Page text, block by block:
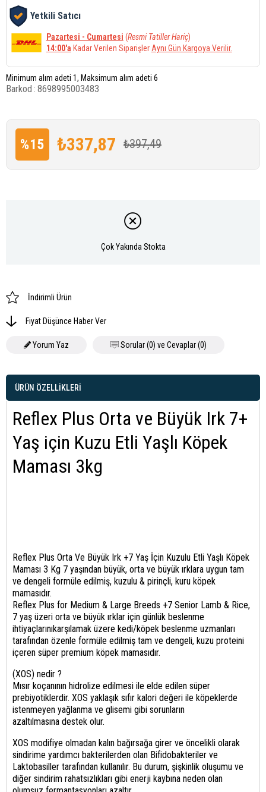
Yetkili Satıcı
Pazartesi - Cumartesi (Resmi Tatiller Hariç)
14:00'a Kadar Verilen Siparişler Aynı Gün Kargoya Verilir.
Minimum alım adeti 1, Maksimum alım adeti 6
Barkod : 8698995003483
%15
₺397,49
₺337,87
Çok Yakında Stokta
İndirimli Ürün
Fiyat Düşünce Haber Ver
Yorum Yaz Sorular (0) ve Cevaplar (0)
ÜRÜN ÖZELLIKLERI
Reflex Plus Orta ve Büyük Irk 7+
Yaş için Kuzu Etli Yaşlı Köpek
Maması 3kg
Reflex Plus Orta Ve Büyük Irk +7 Yaş İçin Kuzulu Etli Yaşlı Köpek
Maması 3 Kg 7 yaşından büyük, orta ve büyük ırklara uygun tam
ve dengeli formüle edilmiş, kuzulu & pirinçli, kuru köpek
mamasıdır.
Reflex Plus for Medium & Large Breeds +7 Senior Lamb & Rice,
7 yaş üzeri orta ve büyük ırklar için günlük beslenme
ihtiyaçlarınıkarşılamak üzere kedi/köpek beslenme uzmanları
tarafından özenle formüle edilmiş tam ve dengeli, kuzu proteini
içeren süper premium köpek mamasıdır.
(XOS) nedir ?
Mısır koçanının hidrolize edilmesi ile elde edilen süper
prebiyotiklerdir. XOS yaklaşık sıfır kalori değeri ile köpeklerde
istenmeyen yağlanma ve glisemi gibi sorunların
azaltılmasına destek olur.
XOS modifiye olmadan kalın bağırsağa girer ve öncelikli olarak
sindirime yardımcı bakterilerden olan Bifidobakteriler ve
Laktobasiller tarafından kullanılır. Bu durum, şişkinlik oluşumu ve
diğer sindirim rahatsızlıkları gibi enerji kaybına neden olan